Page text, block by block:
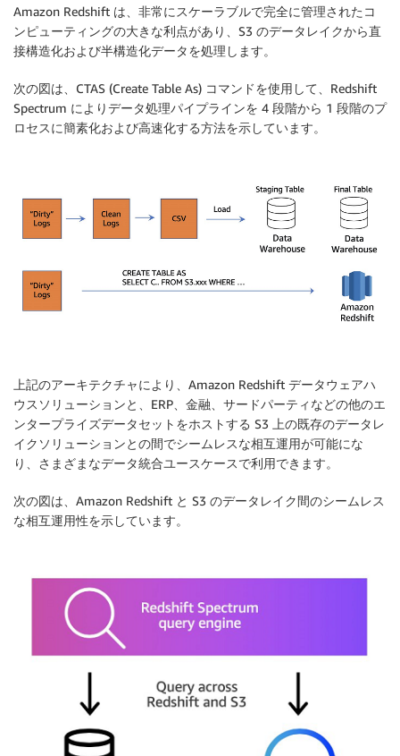
Amazon Redshift は、非常にスケーラブルで完全に管理されたコ
ンピューティングの大きな利点があり、S3 のデータレイクから直
接構造化および半構造化データを処理します。
次の図は、CTAS (Create Table As) コマンドを使用して、Redshift
Spectrum によりデータ処理パイプラインを 4 段階から 1 段階のプ
ロセスに簡素化および高速化する方法を示しています。
上記のアーキテクチャにより、Amazon Redshift データウェアハ
ウスソリューションと、ERP、金融、サードパーティなどの他のエ
ンタープライズデータセットをホストする S3 上の既存のデータレ
イクソリューションとの間でシームレスな相互運用が可能にな
り、さまざまなデータ統合ユースケースで利用できます。
次の図は、Amazon Redshift と S3 のデータレイク間のシームレス
な相互運用性を示しています。